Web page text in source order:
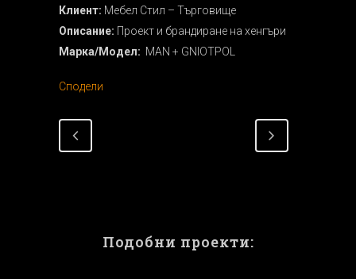
Клиент: Мебел Стил – Търговище
Описание: Проект и брандиране на хенгъри
Марка/Модел: MAN + GNIOTPOL
Сподели
Подобни проекти: